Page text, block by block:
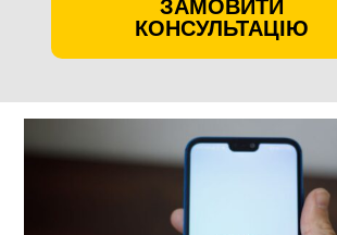
Skip
ЗАМОВИТИ
КОНСУЛЬТАЦІЮ